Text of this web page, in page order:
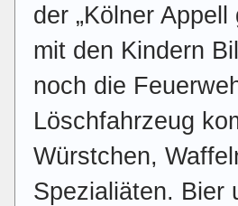
der „Kölner
mit den Kindern
noch die
Löschfahrzeug
Würstchen,
Spezialiäten. Bier